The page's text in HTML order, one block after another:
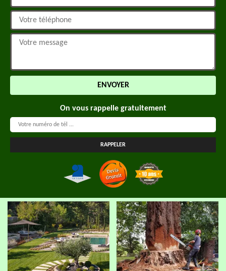
On vous rappelle gratuitement